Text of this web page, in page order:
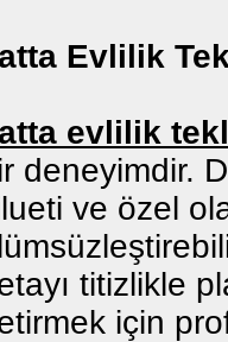
Evlilik
evlilik
deneyimdir.
ve özel
titizlikle
için